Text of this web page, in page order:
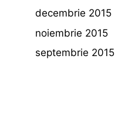
decembrie 2015
noiembrie 2015
septembrie 2015